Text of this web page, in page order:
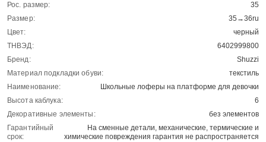
Рос. размер:
35
Размер:
35→36ru
Цвет:
черный
ТНВЭД:
6402999800
Бренд:
Shuzzi
Материал подкладки обуви:
текстиль
Наименование:
Школьные лоферы на платформе для девочки
Высота каблука:
6
Декоративные элементы:
без элементов
Гарантийный
срок:
На сменные детали, механические, термические и
химические повреждения гарантия не распространяется